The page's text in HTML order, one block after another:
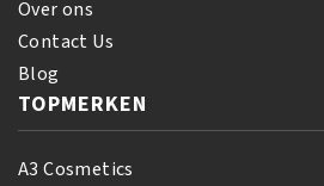
Over ons
Contact Us
Blog
TOPMERKEN
A3 Cosmetics